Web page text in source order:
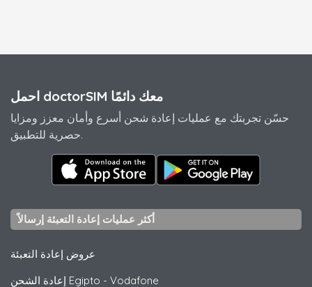
احمل doctorSIM معك دائمًا
حسّن تجربتك مع عمليات إعادة شحن أسرع وأمان معزز ومزايا
حصرية للتطبيق.
أكثر عمليات إعادة التعبئة إرسالاً
عروض إعادة التعبئة
إعادة الشحن Egipto - Vodafone